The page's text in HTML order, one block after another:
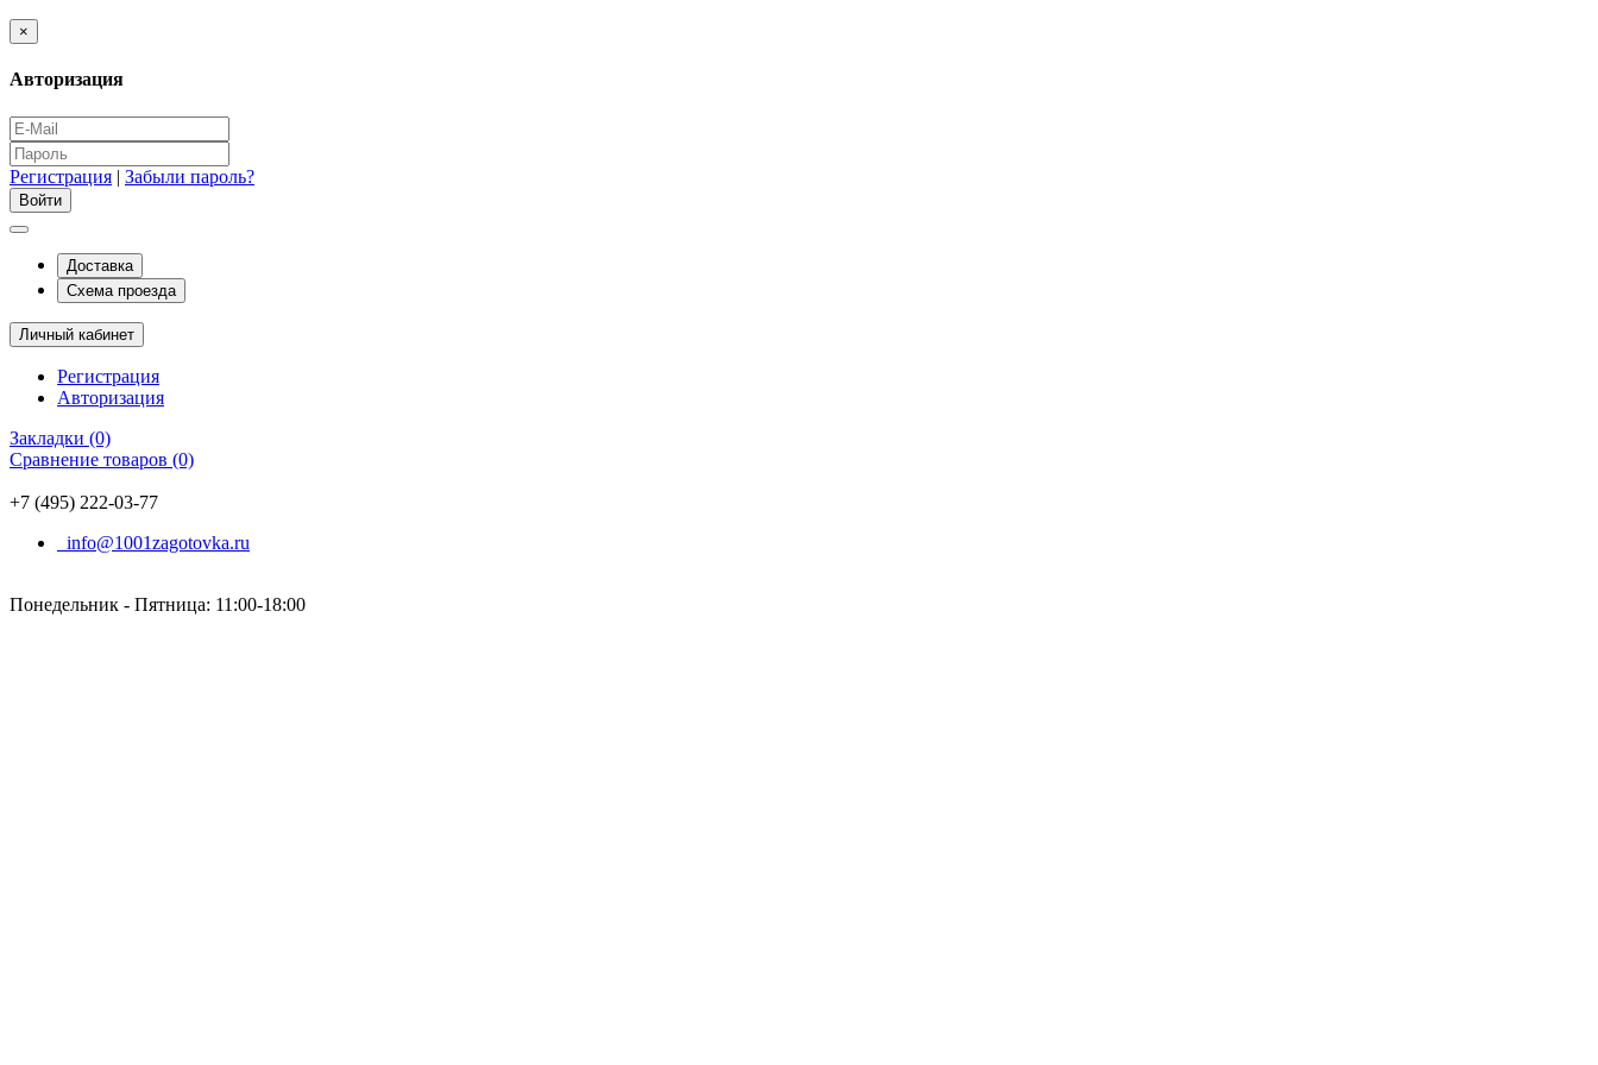
×
Авторизация
Регистрация | Забыли пароль?
Доставка
Схема проезда
Личный кабинет
Регистрация
Авторизация
Закладки (0)
Сравнение товаров (0)
+7 (495) 222-03-77
info@1001zagotovka.ru
Понедельник - Пятница: 11:00-18:00